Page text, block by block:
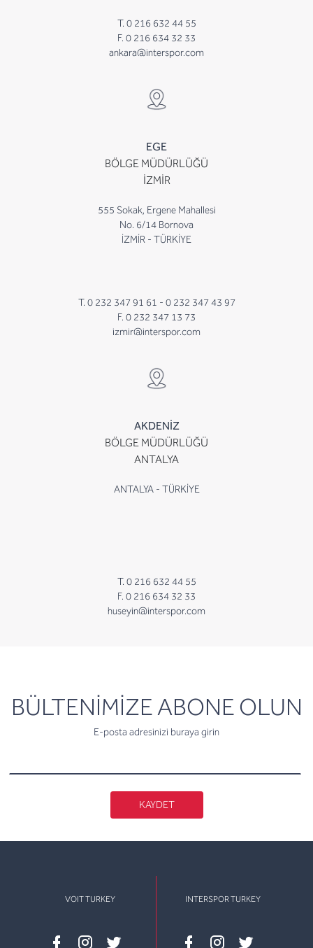
T. 0 216 632 44 55
F. 0 216 634 32 33
ankara@interspor.com
EGE
BÖLGE MÜDÜRLÜĞÜ
İZMİR
555 Sokak, Ergene Mahallesi
No. 6/14 Bornova
İZMİR - TÜRKİYE
T. 0 232 347 91 61 - 0 232 347 43 97
F. 0 232 347 13 73
izmir@interspor.com
AKDENİZ
BÖLGE MÜDÜRLÜĞÜ
ANTALYA
ANTALYA - TÜRKİYE
T. 0 216 632 44 55
F. 0 216 634 32 33
huseyin@interspor.com
BÜLTENİMİZE ABONE OLUN
E-posta adresinizi buraya girin
newsletter
KAYDET
VOIT TURKEY INTERSPOR TURKEY